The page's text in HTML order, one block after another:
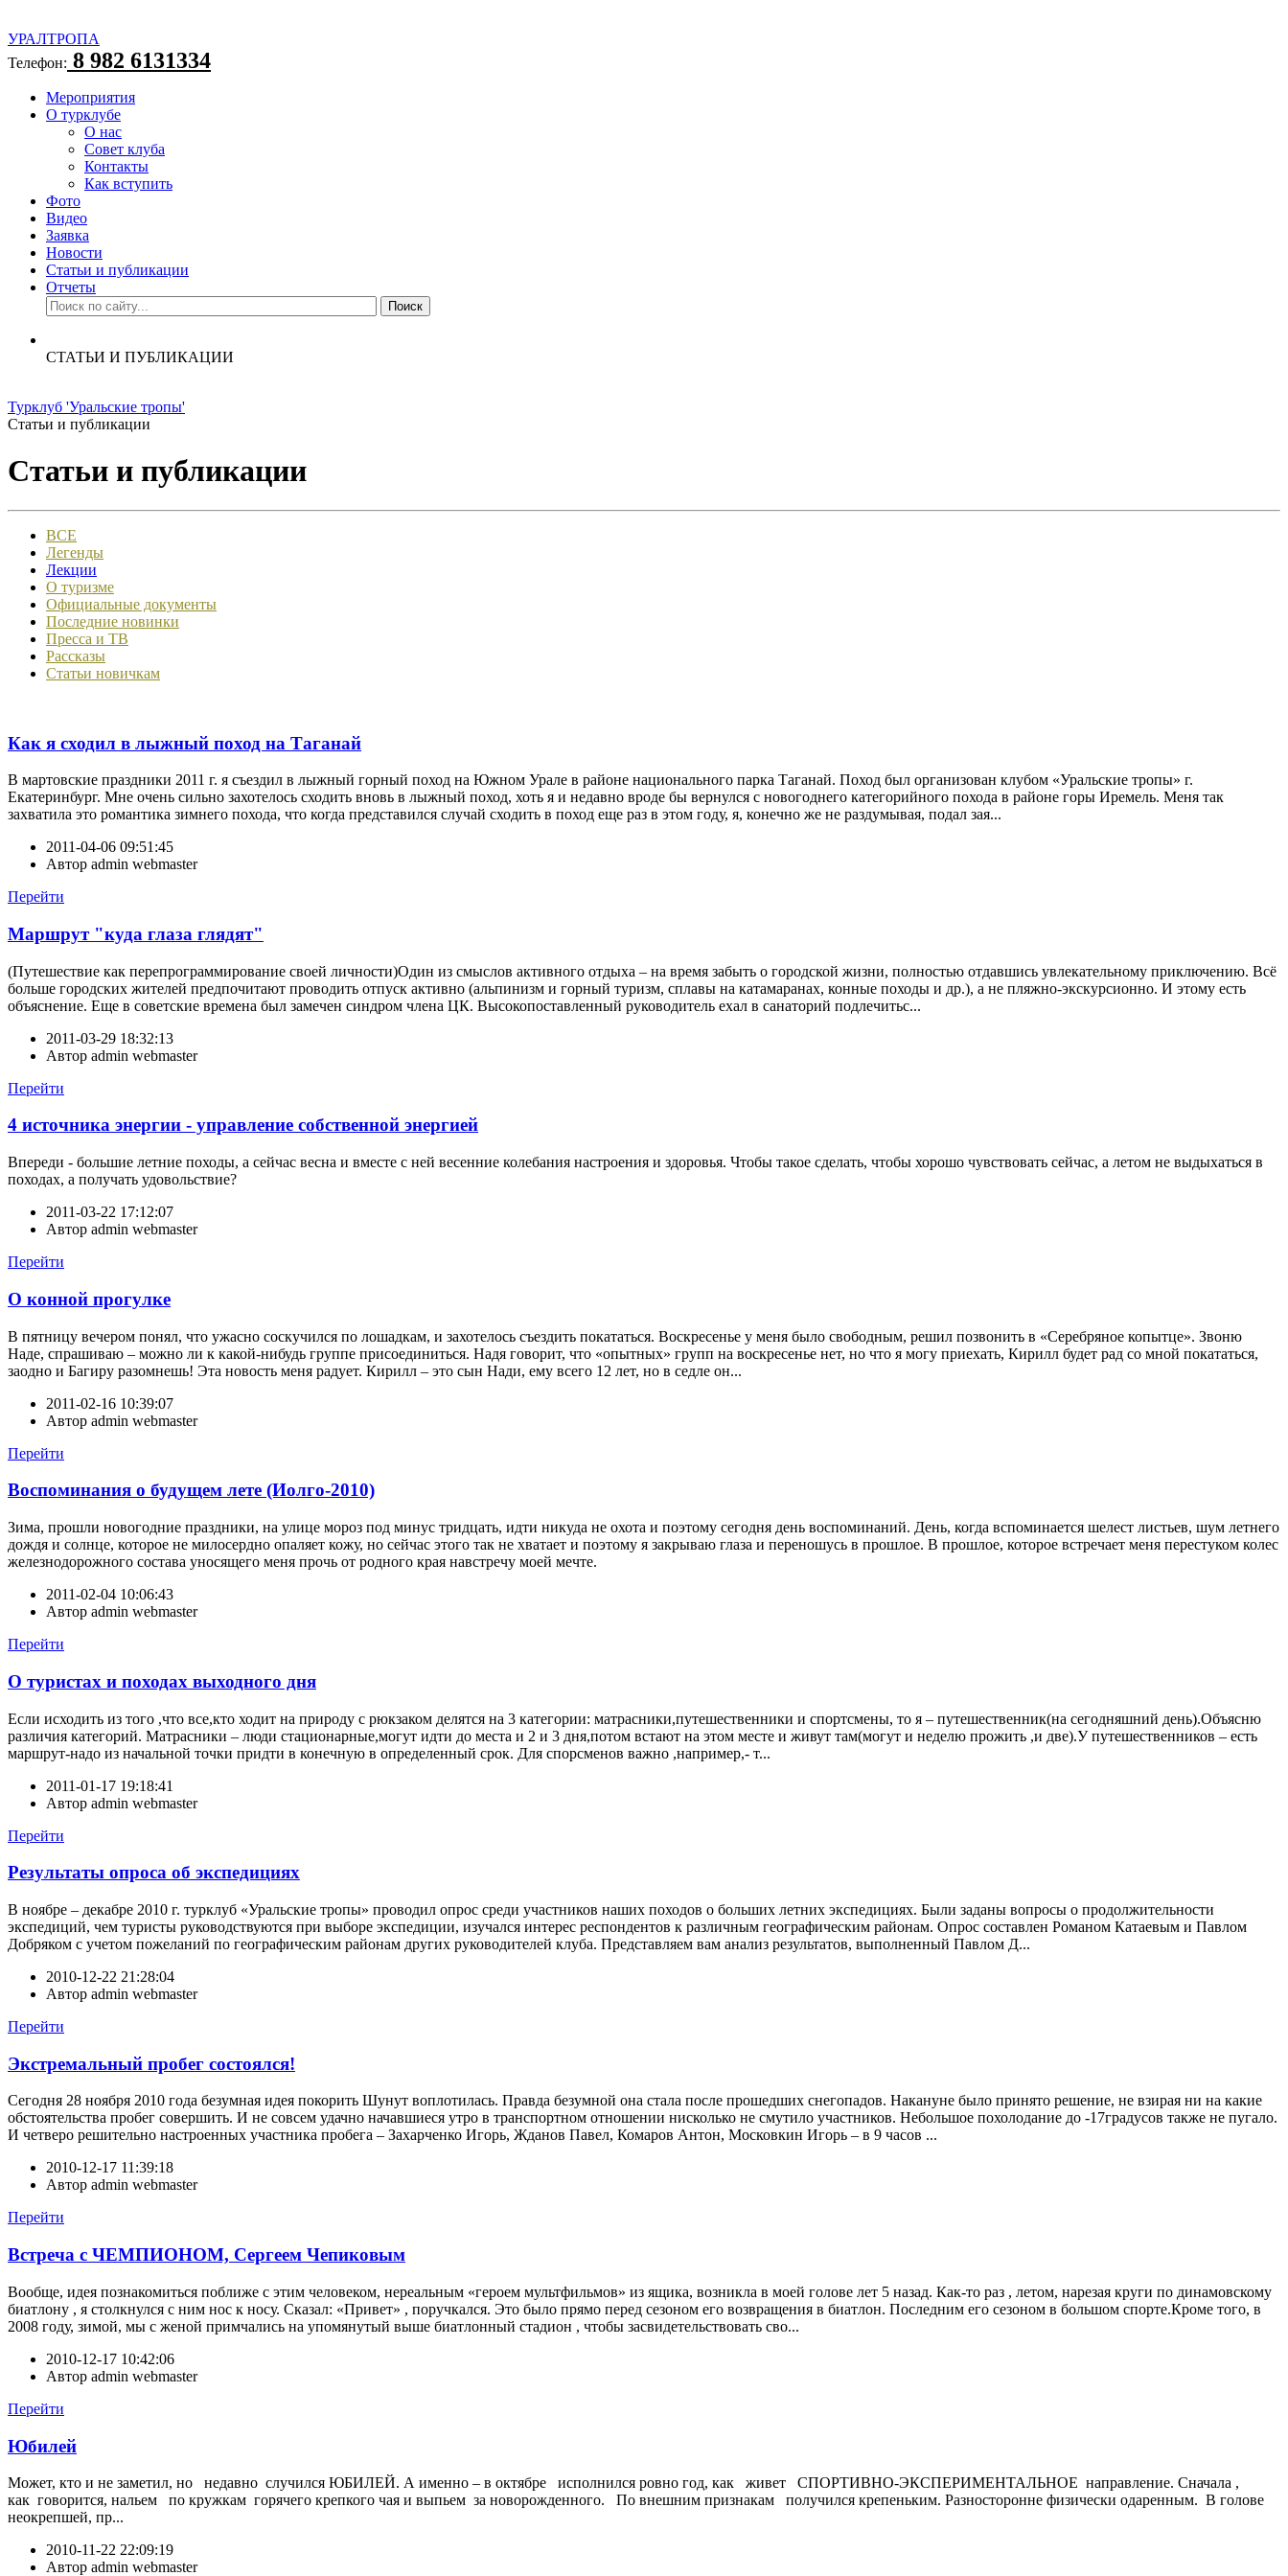
УРАЛТРОПА
Телефон: 8 982 6131334
Мероприятия
О турклубе
О нас
Совет клуба
Контакты
Как вступить
Фото
Видео
Заявка
Новости
Статьи и публикации
Отчеты
СТАТЬИ И ПУБЛИКАЦИИ
Турклуб 'Уральские тропы'
Статьи и публикации
Статьи и публикации
ВСЕ
Легенды
Лекции
О туризме
Официальные документы
Последние новинки
Пресса и ТВ
Рассказы
Статьи новичкам
Как я сходил в лыжный поход на Таганай
В мартовские праздники 2011 г. я съездил в лыжный горный поход на Южном Урале в районе национального парка Таганай. Поход был организован клубом «Уральские тропы» г.
Екатеринбург. Мне очень сильно захотелось сходить вновь в лыжный поход, хоть я и недавно вроде бы вернулся с новогоднего категорийного похода в районе горы Иремель. Меня так
захватила это романтика зимнего похода, что когда представился случай сходить в поход еще раз в этом году, я, конечно же не раздумывая, подал зая...
2011-04-06 09:51:45
Автор admin webmaster
Перейти
Маршрут "куда глаза глядят"
(Путешествие как перепрограммирование своей личности)Один из смыслов активного отдыха – на время забыть о городской жизни, полностью отдавшись увлекательному приключению. Всё
больше городских жителей предпочитают проводить отпуск активно (альпинизм и горный туризм, сплавы на катамаранах, конные походы и др.), а не пляжно-экскурсионно. И этому есть
объяснение. Еще в советские времена был замечен синдром члена ЦК. Высокопоставленный руководитель ехал в санаторий подлечитьс...
2011-03-29 18:32:13
Автор admin webmaster
Перейти
4 источника энергии - управление собственной энергией
Впереди - большие летние походы, а сейчас весна и вместе с ней весенние колебания настроения и здоровья. Чтобы такое сделать, чтобы хорошо чувствовать сейчас, а летом не выдыхаться в
походах, а получать удовольствие?
2011-03-22 17:12:07
Автор admin webmaster
Перейти
О конной прогулке
В пятницу вечером понял, что ужасно соскучился по лошадкам, и захотелось съездить покататься. Воскресенье у меня было свободным, решил позвонить в «Серебряное копытце». Звоню
Наде, спрашиваю – можно ли к какой-нибудь группе присоединиться. Надя говорит, что «опытных» групп на воскресенье нет, но что я могу приехать, Кирилл будет рад со мной покататься,
заодно и Багиру разомнешь! Эта новость меня радует. Кирилл – это сын Нади, ему всего 12 лет, но в седле он...
2011-02-16 10:39:07
Автор admin webmaster
Перейти
Воспоминания о будущем лете (Иолго-2010)
Зима, прошли новогодние праздники, на улице мороз под минус тридцать, идти никуда не охота и поэтому сегодня день воспоминаний. День, когда вспоминается шелест листьев, шум летнего
дождя и солнце, которое не милосердно опаляет кожу, но сейчас этого так не хватает и поэтому я закрываю глаза и переношусь в прошлое. В прошлое, которое встречает меня перестуком колес
железнодорожного состава уносящего меня прочь от родного края навстречу моей мечте.
2011-02-04 10:06:43
Автор admin webmaster
Перейти
О туристах и походах выходного дня
Если исходить из того ,что все,кто ходит на природу с рюкзаком делятся на 3 категории: матрасники,путешественники и спортсмены, то я – путешественник(на сегодняшний день).Объясню
различия категорий. Матрасники – люди стационарные,могут идти до места и 2 и 3 дня,потом встают на этом месте и живут там(могут и неделю прожить ,и две).У путешественников – есть
маршрут-надо из начальной точки придти в конечную в определенный срок. Для спорсменов важно ,например,- т...
2011-01-17 19:18:41
Автор admin webmaster
Перейти
Результаты опроса об экспедициях
В ноябре – декабре 2010 г. турклуб «Уральские тропы» проводил опрос среди участников наших походов о больших летних экспедициях. Были заданы вопросы о продолжительности
экспедиций, чем туристы руководствуются при выборе экспедиции, изучался интерес респондентов к различным географическим районам. Опрос составлен Романом Катаевым и Павлом
Добряком с учетом пожеланий по географическим районам других руководителей клуба. Представляем вам анализ результатов, выполненный Павлом Д...
2010-12-22 21:28:04
Автор admin webmaster
Перейти
Экстремальный пробег состоялся!
Сегодня 28 ноября 2010 года безумная идея покорить Шунут воплотилась. Правда безумной она стала после прошедших снегопадов. Накануне было принято решение, не взирая ни на какие
обстоятельства пробег совершить. И не совсем удачно начавшиеся утро в транспортном отношении нисколько не смутило участников. Небольшое похолодание до -17градусов также не пугало.
И четверо решительно настроенных участника пробега – Захарченко Игорь, Жданов Павел, Комаров Антон, Московкин Игорь – в 9 часов ...
2010-12-17 11:39:18
Автор admin webmaster
Перейти
Встреча с ЧЕМПИОНОМ, Сергеем Чепиковым
Вообще, идея познакомиться поближе с этим человеком, нереальным «героем мультфильмов» из ящика, возникла в моей голове лет 5 назад. Как-то раз , летом, нарезая круги по динамовскому
биатлону , я столкнулся с ним нос к носу. Сказал: «Привет» , поручкался. Это было прямо перед сезоном его возвращения в биатлон. Последним его сезоном в большом спорте.Кроме того, в
2008 году, зимой, мы с женой примчались на упомянутый выше биатлонный стадион , чтобы засвидетельствовать сво...
2010-12-17 10:42:06
Автор admin webmaster
Перейти
Юбилей
Может, кто и не заметил, но недавно случился ЮБИЛЕЙ. А именно – в октябре исполнился ровно год, как живет СПОРТИВНО-ЭКСПЕРИМЕНТАЛЬНОЕ направление. Сначала ,
как говорится, нальем по кружкам горячего крепкого чая и выпьем за новорожденного. По внешним признакам получился крепеньким. Разносторонне физически одаренным. В голове
неокрепшей, пр...
2010-11-22 22:09:19
Автор admin webmaster